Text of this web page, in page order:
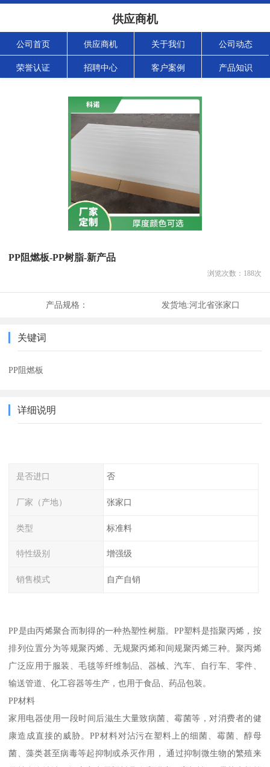
供应商机
公司首页 供应商机 关于我们 公司动态
荣誉认证 招聘中心 客户案例 产品知识
PP阻燃板-PP树脂-新产品
浏览次数： 188次
产品规格： 发货地:河北省张家口
关键词
PP阻燃板
详细说明
是否进口 否
厂家（产地） 张家口
类型 标准料
特性级别 增强级
销售模式 自产自销
PP是由丙烯聚合而制得的一种热塑性树脂。PP塑料是指聚丙烯，按
排列位置分为等规聚丙烯、无规聚丙烯和间规聚丙烯三种。聚丙烯
广泛应用于服装、毛毯等纤维制品、器械、汽车、自行车、零件、
输送管道、化工容器等生产，也用于食品、药品包装。
PP材料
家用电器使用一段时间后滋生大量致病菌、霉菌等，对消费者的健
康造成直接的威胁。PP材料对沾污在塑料上的细菌、霉菌、醇母
菌、藻类甚至病毒等起抑制或杀灭作用， 通过抑制微生物的繁殖来